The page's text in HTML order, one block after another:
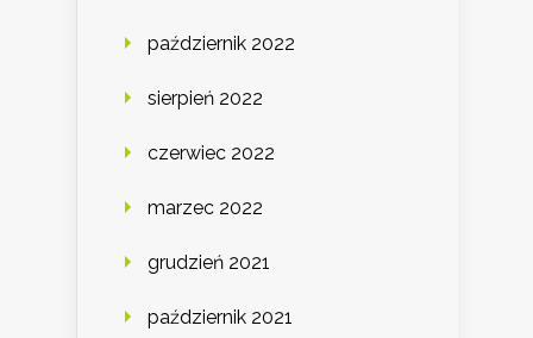
październik 2022
sierpień 2022
czerwiec 2022
marzec 2022
grudzień 2021
październik 2021